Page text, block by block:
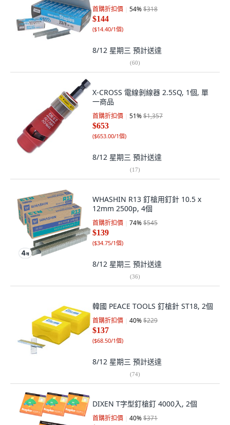
首購折扣價 54%$318
$144
($14.40/1個)
8/12 星期三 預計送達
(60)
X-CROSS 電線剝線器 2.5SQ, 1個, 單
一商品
首購折扣價 51%$1,357
$653
($653.00/1個)
8/12 星期三 預計送達
(17)
WHASHIN R13 釘槍用釘針 10.5 x
12mm 2500p, 4個
首購折扣價 74%$545
$139
($34.75/1個)
8/12 星期三 預計送達
(36)
韓國 PEACE TOOLS 釘槍針 ST18, 2個
首購折扣價 40%$229
$137
($68.50/1個)
8/12 星期三 預計送達
(74)
DIXEN T字型釘槍釘 4000入, 2個
首購折扣價 40%$371